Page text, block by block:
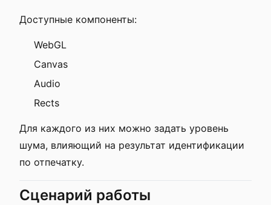
Доступные компоненты:
WebGL
Canvas
Audio
Rects
Для каждого из них можно задать уровень
шума, влияющий на результат идентификации
по отпечатку.
Сценарий работы